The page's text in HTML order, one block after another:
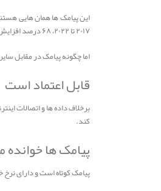
۲۰۱۷ تا ۲۰۲۲، ۶۸ درصد افزایش یابد. همچنین دیده ایم که پیام های A2P برای پاسخگویی به نیازهای ارتباطی نوآورانه استفاده می شوند.
اما چگونه پیامک در مقابل
قابل اعتماد است
برخلاف داده ها و اتصالات
کند.
پیامک ها
پیامک کوتاه است و دارای نرخ